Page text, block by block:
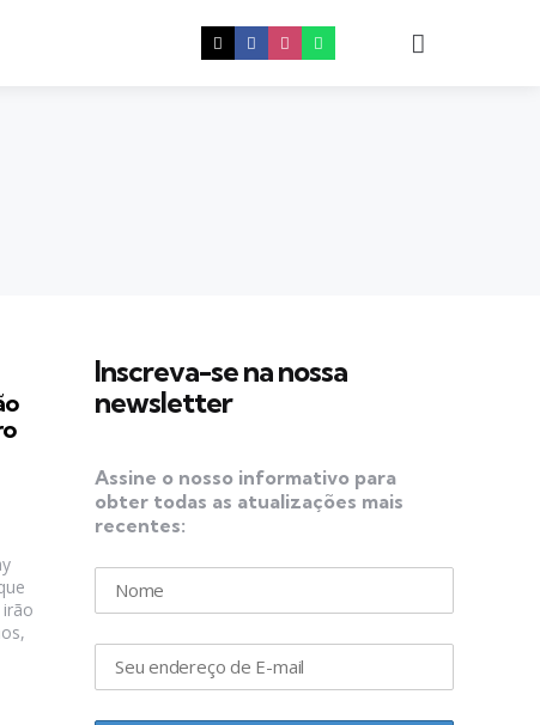
Inscreva-se na nossa
newsletter
Assine o nosso informativo para
obter todas as atualizações mais
recentes: